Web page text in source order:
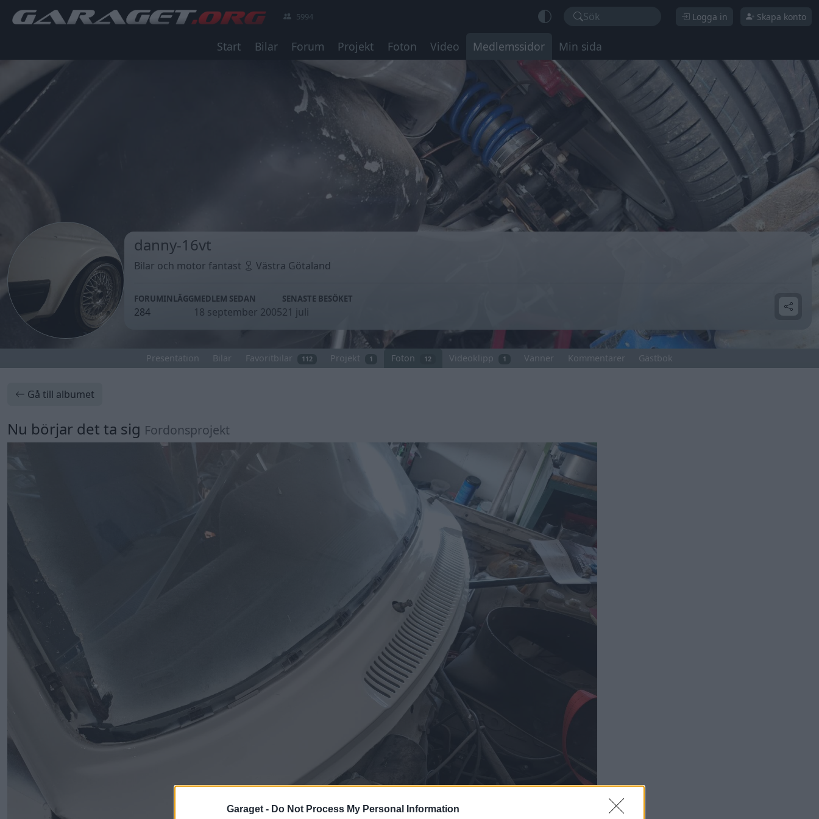
Garaget - Do Not Process My Personal Information
5994 Sök Logga in Skapa konto
Start Bilar Forum Projekt Foton Video Medlemssidor Min sida
danny-16vt
Bilar och motor fantast Västra Götaland
FORUMINLÄGG
284
MEDLEM SEDAN
18 september 2005
SENASTE BESÖKET
21 juli
Presentation Bilar Favoritbilar 112 Projekt 1 Foton 12 Videoklipp 1 Vänner Kommentarer Gästbok
Gå till albumet
Nu börjar det ta sig Fordonsprojekt